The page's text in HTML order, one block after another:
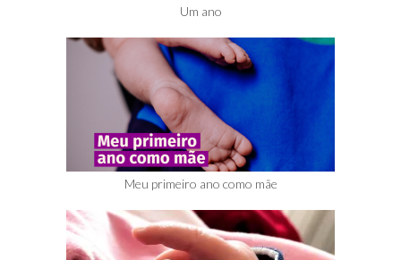
Um ano
Meu primeiro ano como mãe